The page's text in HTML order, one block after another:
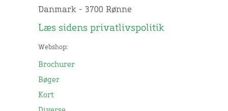
Danmark - 3700 Rønne
Læs sidens privatlivspolitik
Webshop:
Brochurer
Bøger
Kort